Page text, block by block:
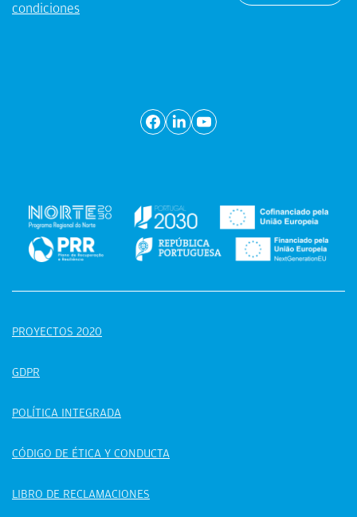
condiciones
PROYECTOS 2020
GDPR
POLÍTICA INTEGRADA
CÓDIGO DE ÉTICA Y CONDUCTA
LIBRO DE RECLAMACIONES